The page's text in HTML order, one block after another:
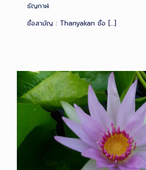
ธัญกาฬ
ชื่อสามัญ : Thanyakan ชื่อ […]